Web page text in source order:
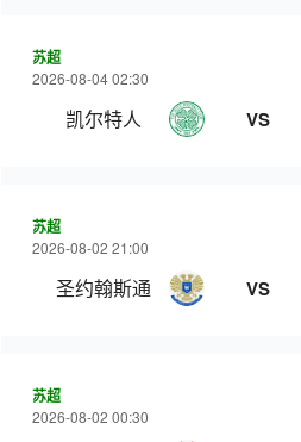
苏超
2026-08-04 02:30
凯尔特人 VS
苏超
2026-08-02 21:00
圣约翰斯通 VS
苏超
2026-08-02 00:30